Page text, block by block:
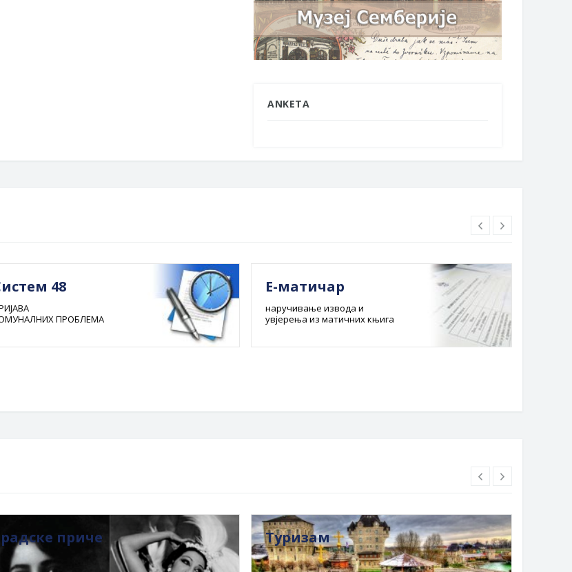
ANKETA
48
ПРОБЛЕМА
Е-матичар
наручивање извода и
увјерења из матичних књига
приче Туризам